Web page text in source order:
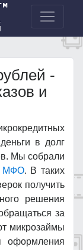
-
и
в долг
Мы собрали
МФО. В таких
получить
решения
за
микрозаймы
оформления